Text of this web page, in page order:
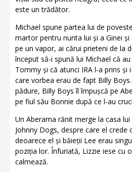
este un trădător.
Michael spune partea lui de
martor pentru nunta lui și a Ginei
pe un vapor, ai cărui prieteni de la
început să-i spună lui Michael că
Tommy și că atunci IRA l-a prins și
care vorbea erau de fapt Billy
pădure, Billy Boys îl împușcă pe
pe fiul său Bonnie după ce l-au
Un Aberama rănit merge la casa
Johnny Dogs, despre care el crede
deoarece el și băieții Lee erau
poziția lor. Înfuriată, Lizzie iese cu
calmează.